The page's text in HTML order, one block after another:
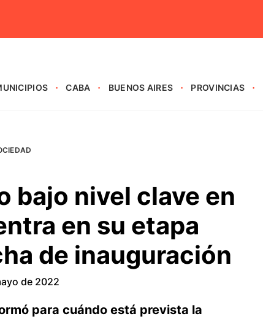
CABA BUENOS AIRES PROVINCIAS
bajo nivel clave en
en su etapa
de inauguración
de 2022
para cuándo está prevista la